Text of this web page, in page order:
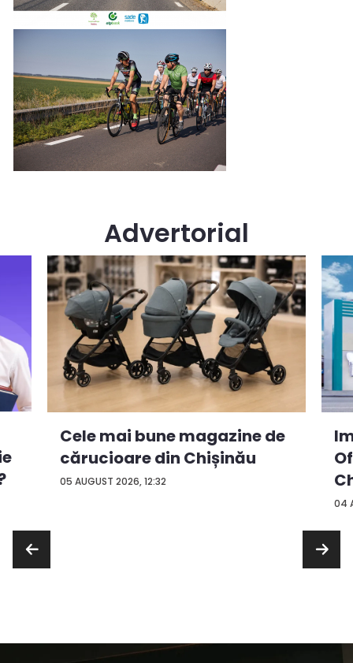
Advertorial
05 AUGUST 2026, 12:32
Cele mai bune magazine de
cărucioare din Chișinău
04